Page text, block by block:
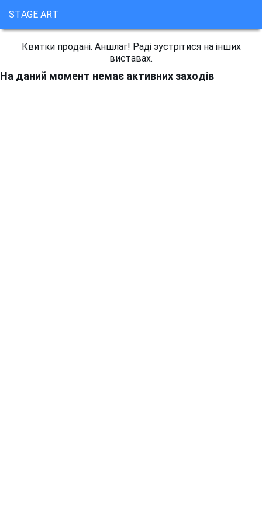
STAGE ART
Квитки продані. Аншлаг! Раді зустрітися на інших
виставах.
На даний момент немає активних заходів